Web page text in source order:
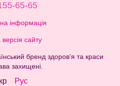
65-65
інформація
сайту
бренд здоров’я та краси
захищені.
Рус